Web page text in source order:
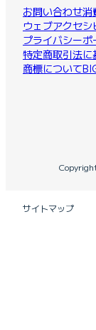
お問い合わせ消
ウェブアクセ
プライバシーポ
特定商取引法に
商標について
サイトマップ